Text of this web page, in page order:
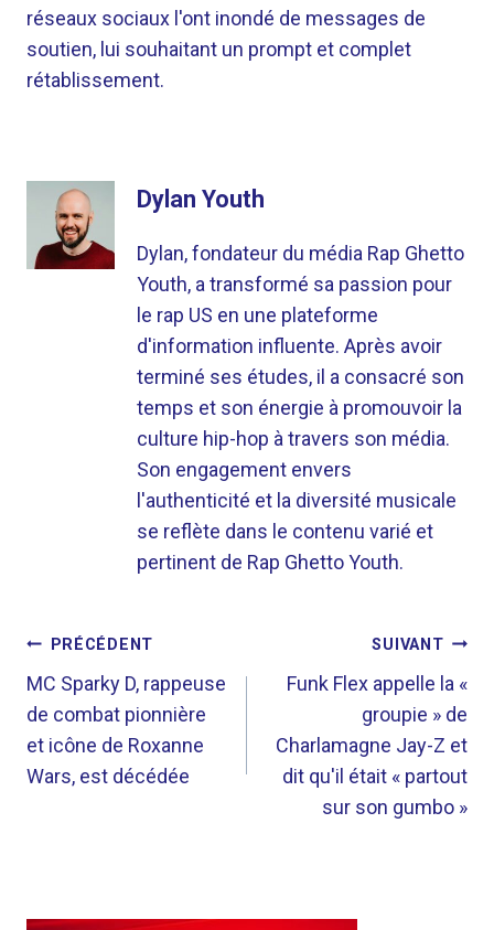
réseaux sociaux l'ont inondé de messages de
soutien, lui souhaitant un prompt et complet
rétablissement.
Dylan Youth
Dylan, fondateur du média Rap Ghetto
Youth, a transformé sa passion pour
le rap US en une plateforme
d'information influente. Après avoir
terminé ses études, il a consacré son
temps et son énergie à promouvoir la
culture hip-hop à travers son média.
Son engagement envers
l'authenticité et la diversité musicale
se reflète dans le contenu varié et
pertinent de Rap Ghetto Youth.
NAVIGATION
DE
L’ARTICLE
PRÉCÉDENT
MC Sparky D, rappeuse
de combat pionnière
et icône de Roxanne
Wars, est décédée
SUIVANT
Funk Flex appelle la «
groupie » de
Charlamagne Jay-Z et
dit qu'il était « partout
sur son gumbo »